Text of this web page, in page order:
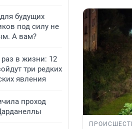
будущих
под силу не
А вам?
в жизни: 12
три редких
явления
проход